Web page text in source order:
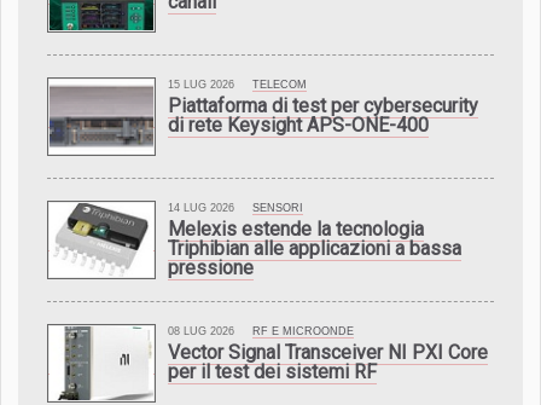
15 LUG 2026 TELECOM
Piattaforma di test per cybersecurity
di rete Keysight APS-ONE-400
14 LUG 2026 SENSORI
Melexis estende la tecnologia
Triphibian alle applicazioni a bassa
pressione
08 LUG 2026 RF E MICROONDE
Vector Signal Transceiver NI PXI Core
per il test dei sistemi RF